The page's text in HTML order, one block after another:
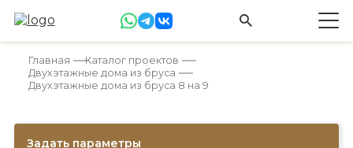
Главная
Каталог проектов
Двухэтажные дома из бруса
Двухэтажные дома из бруса 8 на 9
Задать параметры